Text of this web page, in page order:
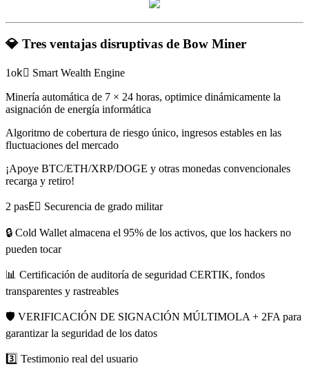
💎 Tres ventajas disruptivas de Bow Miner
1ok⃣ Smart Wealth Engine
Minería automática de 7 × 24 horas, optimice dinámicamente la
asignación de energía informática
Algoritmo de cobertura de riesgo único, ingresos estables en las
fluctuaciones del mercado
¡Apoye BTC/ETH/XRP/DOGE y otras monedas convencionales
recarga y retiro!
2 pasE⃣ Securencia de grado militar
🔒 Cold Wallet almacena el 95% de los activos, que los hackers no
pueden tocar
📊 Certificación de auditoría de seguridad CERTIK, fondos
transparentes y rastreables
🛡️ VERIFICACIÓN DE SIGNACIÓN MÚLTIMOLA + 2FA para
garantizar la seguridad de los datos
3️⃣ Testimonio real del usuario